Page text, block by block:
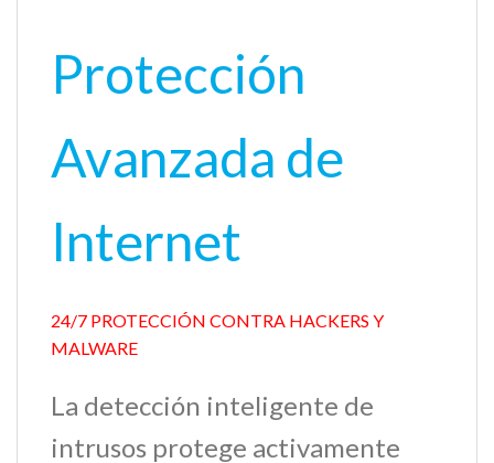
Protección
Avanzada de
Internet
24/7 PROTECCIÓN CONTRA HACKERS Y
MALWARE
La detección inteligente de
intrusos protege activamente